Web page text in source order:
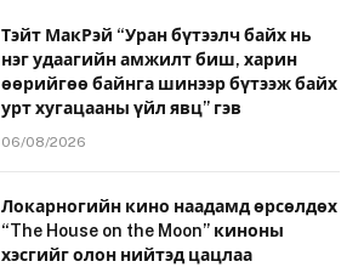
Тэйт МакРэй “Уран бүтээлч байх нь
нэг удаагийн амжилт биш, харин
өөрийгөө байнга шинээр бүтээж байх
урт хугацааны үйл явц” гэв
06/08/2026
Локарногийн кино наадамд өрсөлдөх
“The House on the Moon” киноны
хэсгийг олон нийтэд цацлаа